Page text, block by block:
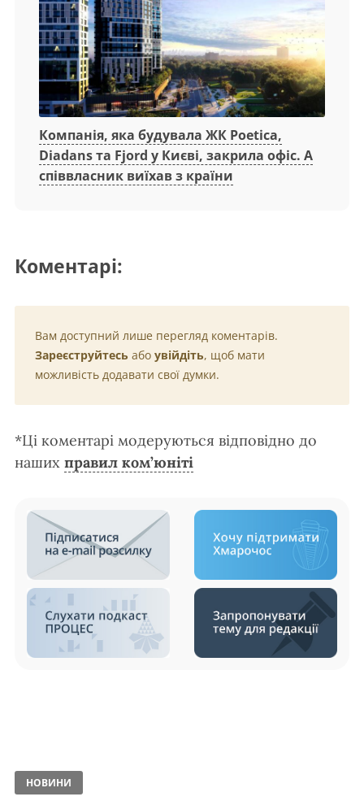
Компанія, яка будувала ЖК Poetica,
Diadans та Fjord у Києві, закрила офіс. А
співвласник виїхав з країни
Коментарі:
Вам доступний лише перегляд коментарів.
Зареєструйтесь або увійдіть, щоб мати
можливість додавати свої думки.
*Ці коментарі модеруються відповідно до
наших правил ком’юніті
НОВИНИ